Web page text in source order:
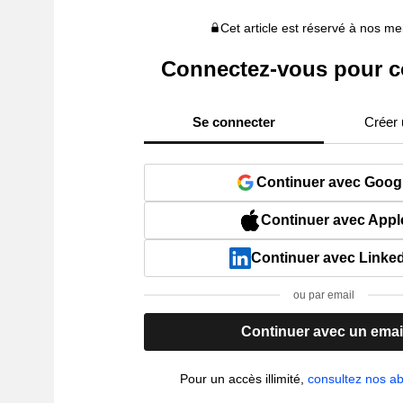
Cet article est réservé à nos
Connectez-vous pour
Se connecter Créer
Continuer avec
Continuer avec
Continuer avec
ou par email
Continuer avec un email
Pour un accès illimité,consultez nos